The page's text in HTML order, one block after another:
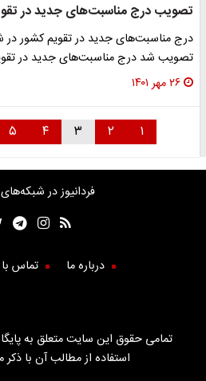
تصویب درج مناسبت‌های جدید در
درج مناسبت‌های جدید در تقویم کشور در
تصویب شد درج مناسبت‌های جدید در
۲۶ مهر ۱۴۰۱
۱ ۲ ۳ ۴ ۵
فردانیوز در
درباره ما تماس با
تمامی حقوق این سایت متعلق به
استفاده از مطالب آن با ذکر